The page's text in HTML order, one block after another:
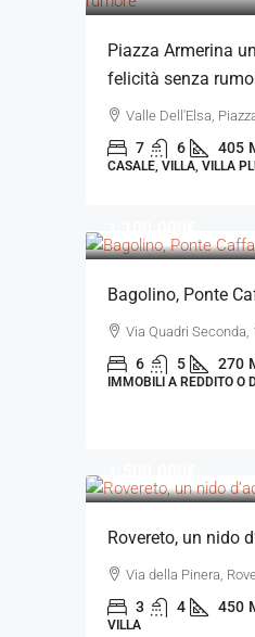
Piazza Armerina
felicità senza
Valle Dell'Elsa,
7 6 405
CASALE, VILLA, VILLA
Bagolino, Ponte
Via Quadri Seconda,
6 5 270
IMMOBILI A REDDITO O
Rovereto, un nido
Via della Pinera,
3 4 450
VILLA